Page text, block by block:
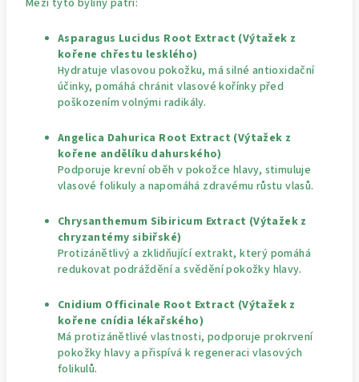
Asparagus Lucidus Root Extract (Výtažek z
kořene chřestu lesklého)
Hydratuje vlasovou pokožku, má silné antioxidační
účinky, pomáhá chránit vlasové kořínky před
poškozením volnými radikály.
Angelica Dahurica Root Extract (Výtažek z
kořene andělíku dahurského)
Podporuje krevní oběh v pokožce hlavy, stimuluje
vlasové folikuly a napomáhá zdravému růstu vlasů.
Chrysanthemum Sibiricum Extract (Výtažek z
chryzantémy sibiřské)
Protizánětlivý a zklidňující extrakt, který pomáhá
redukovat podráždění a svědění pokožky hlavy.
Cnidium Officinale Root Extract (Výtažek z
kořene cnídia lékařského)
Má protizánětlivé vlastnosti, podporuje prokrvení
pokožky hlavy a přispívá k regeneraci vlasových
folikulů.